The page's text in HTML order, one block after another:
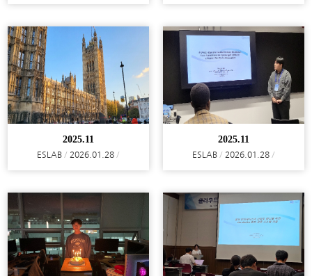
2025.11
ESLAB 2026.01.28
2025.11
ESLAB 2026.01.28